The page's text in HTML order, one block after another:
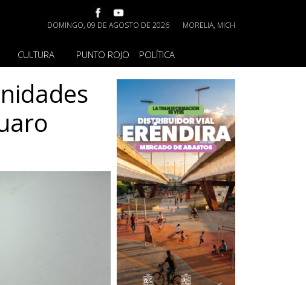
DOMINGO, 09 DE AGOSTO DE 2026 MORELIA, MICH
CULTURA PUNTO ROJO POLÍTICA